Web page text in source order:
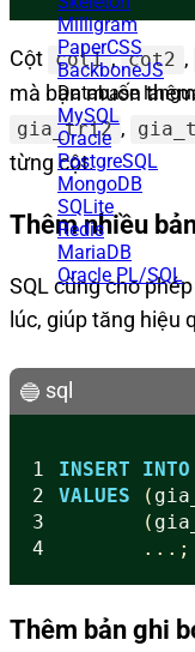
Milligram
PaperCSS
BackboneJS
Database
MySQL
Oracle
PostgreSQL
MongoDB
SQLite
Redis
MariaDB
Oracle PL/SQL
Cột cot1 , cot2 ,
mà bạn muốn
gia_tri2 ,
từng cột.
Thêm nhiều
SQL cũng cho
lúc, giúp tăng hiệu
sql
1
2
3
4
INSERT INTO
VALUES
(
(
...;
Thêm bản ghi